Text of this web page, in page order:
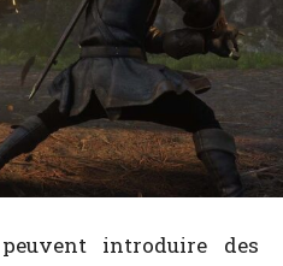
introduire des